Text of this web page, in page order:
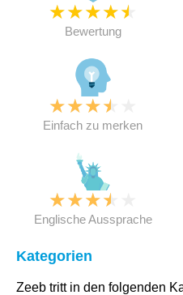
★★★★★
Bewertung
★★★★
Einfach zu merken
★★★★
Englische Aussprache
Kategorien
Zeeb tritt in den folgenden